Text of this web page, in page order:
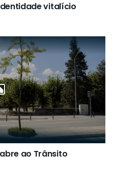
vitalício
ao Trânsito